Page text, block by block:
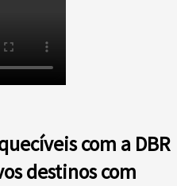
com a DBR
destinos com